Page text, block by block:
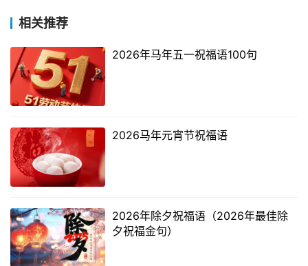
相关推荐
2026年马年五一祝福语100句
2026马年元宵节祝福语
2026年除夕祝福语（2026年最佳除
夕祝福金句）